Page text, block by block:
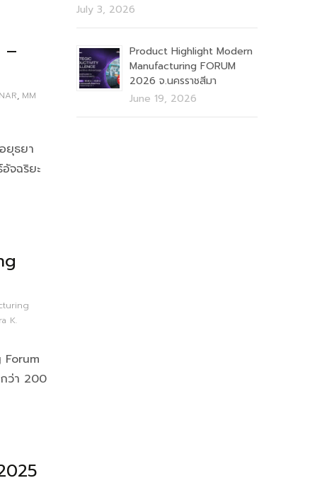
–
, MM
ยุธยา
จฉริยะ
K.
ว่า 200
July 3, 2026
Product Highlight Modern
Manufacturing FORUM
2026 จ.นครราชสีมา
June 19, 2026